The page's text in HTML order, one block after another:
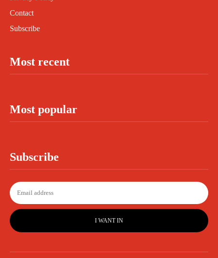
Contact
Subscribe
Most recent
Most popular
Subscribe
I WANT IN